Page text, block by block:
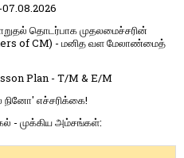
தொடர்பாக முதலமைச்சரின்
of CM) - மனித வள மேலாண்மைத்
Plan - T/M & E/M
நினோ' எச்சரிக்கை!
- முக்கிய அம்சங்கள்: